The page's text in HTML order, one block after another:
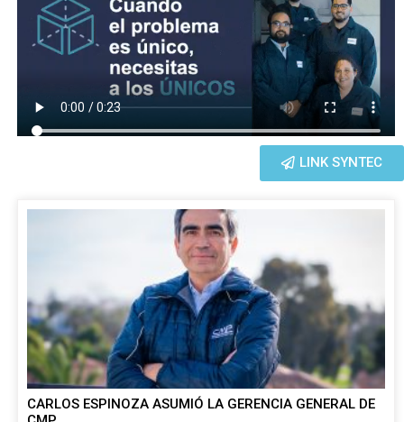
LINK SYNTEC
CARLOS ESPINOZA ASUMIÓ LA GERENCIA GENERAL DE